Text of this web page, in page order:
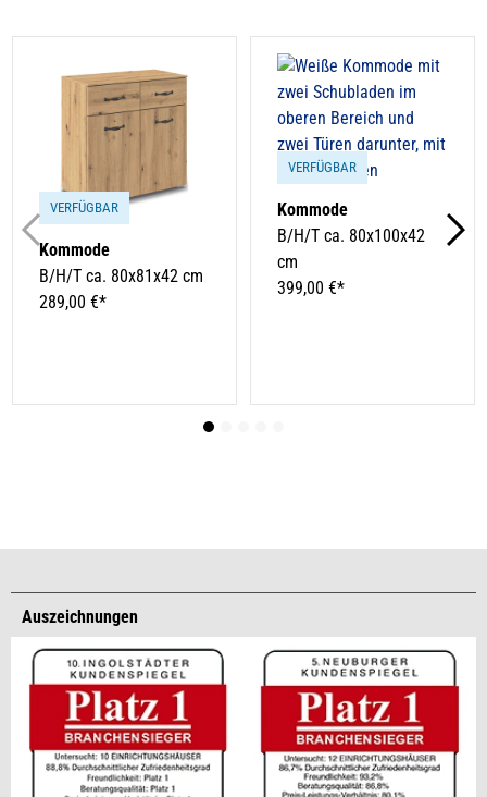
VERFÜGBAR
Kommode
B/H/T ca. 80x81x42 cm
289,00 €*
VERFÜGBAR
Kommode
B/H/T ca. 80x100x42
cm
399,00 €*
Auszeichnungen